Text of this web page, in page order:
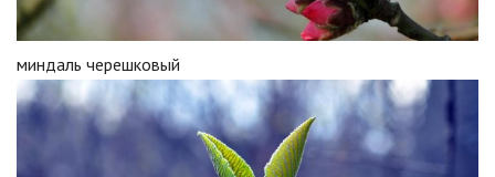
миндаль черешковый